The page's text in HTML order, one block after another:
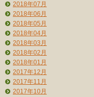
2018年07月
2018年06月
2018年05月
2018年04月
2018年03月
2018年02月
2018年01月
2017年12月
2017年11月
2017年10月